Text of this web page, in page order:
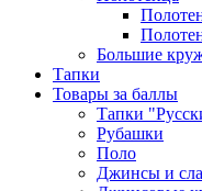
Большие
Тапки
Товары за баллы
Тапки
Рубашки
Поло
Джинсы и